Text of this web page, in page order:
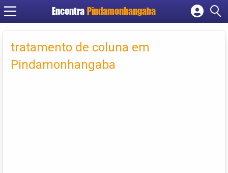
Encontra Pindamonhangaba
Cadastrar empresa
Criar conta
tratamento de coluna em
Pindamonhangaba